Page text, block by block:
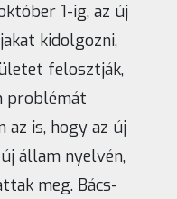
1-ig, az új
kidolgozni,
felosztják,
problémát
is, hogy az új
állam nyelvén,
meg. Bács-